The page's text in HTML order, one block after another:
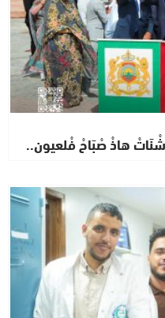
هاذْ صْبَاحْ فْلعيون..